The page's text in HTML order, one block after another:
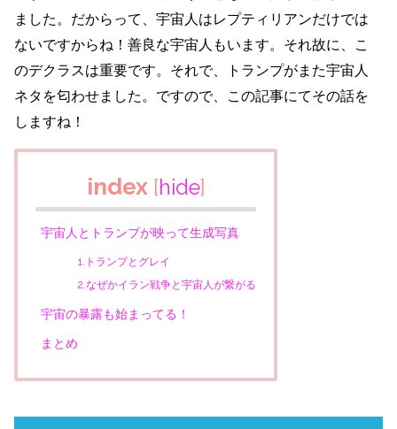
ました。だからって、宇宙人はレプティリアンだけでは
ないですからね！善良な宇宙人もいます。それ故に、こ
のデクラスは重要です。それで、トランプがまた宇宙人
ネタを匂わせました。ですので、この記事にてその話を
しますね！
index [hide]
宇宙人とトランプが映って生成写真
1.トランプとグレイ
2.なぜかイラン戦争と宇宙人が繋がる
宇宙の暴露も始まってる！
まとめ